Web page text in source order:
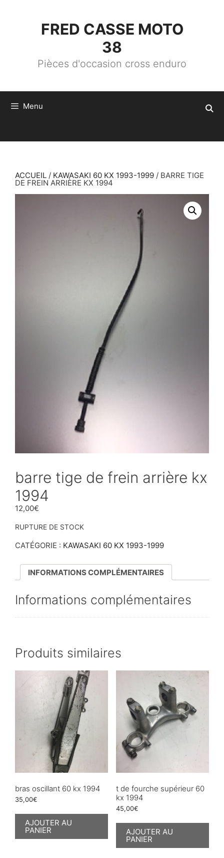
FRED CASSE MOTO
38
Pièces d'occasion cross enduro
Menu
ACCUEIL / KAWASAKI 60 KX 1993-1999 / BARRE TIGE
DE FREIN ARRIÈRE KX 1994
barre tige de frein arrière kx
1994
12,00€
RUPTURE DE STOCK
CATÉGORIE : KAWASAKI 60 KX 1993-1999
INFORMATIONS COMPLÉMENTAIRES
Informations complémentaires
Produits similaires
bras oscillant 60 kx 1994
35,00€
AJOUTER AU
PANIER
t de fourche supérieur 60
kx 1994
45,00€
AJOUTER AU
PANIER